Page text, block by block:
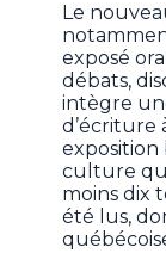
Le
exposé
débats,
intègre
d’écriture
exposition
culture
moins dix
été lus,